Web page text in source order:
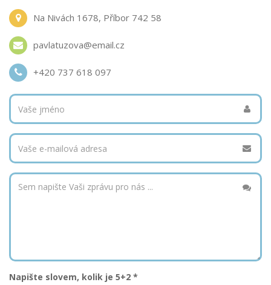
Na Nivách 1678, Příbor 742 58
pavlatuzova@email.cz
+420 737 618 097
Napište slovem, kolik je 5+2 *